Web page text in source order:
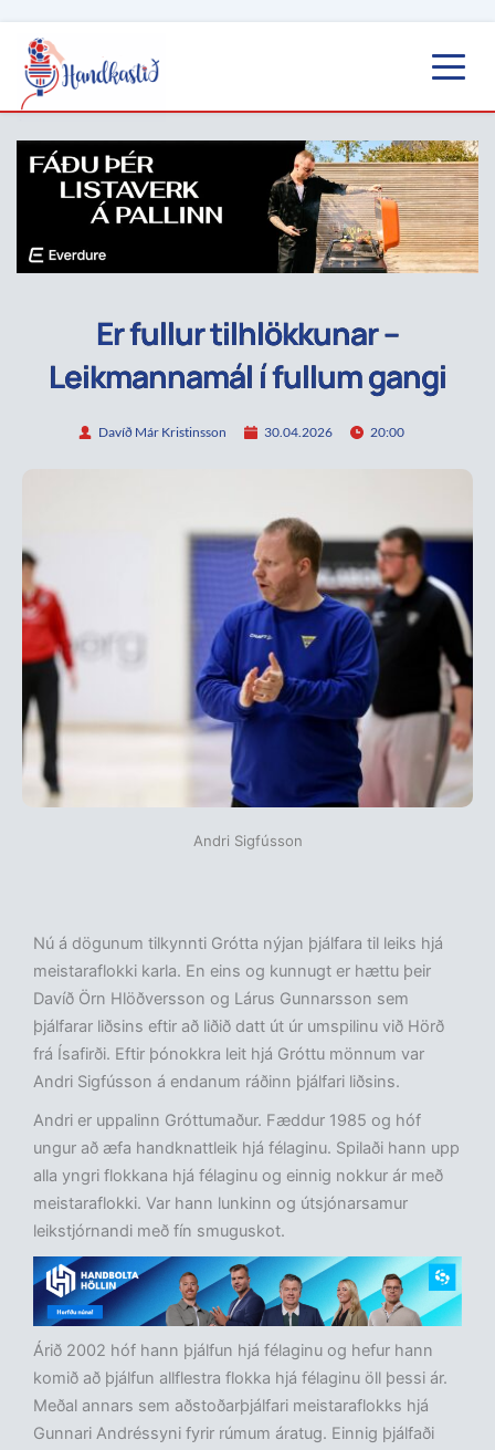
Er fullur tilhlökkunar –
Leikmannamál í fullum gangi
Davíð Már Kristinsson 30.04.2026 20:00
Andri Sigfússon
Nú á dögunum tilkynnti Grótta nýjan þjálfara til leiks hjá
meistaraflokki karla. En eins og kunnugt er hættu þeir
Davíð Örn Hlöðversson og Lárus Gunnarsson sem
þjálfarar liðsins eftir að liðið datt út úr umspilinu við Hörð
frá Ísafirði. Eftir þónokkra leit hjá Gróttu mönnum var
Andri Sigfússon á endanum ráðinn þjálfari liðsins.
Andri er uppalinn Gróttumaður. Fæddur 1985 og hóf
ungur að æfa handknattleik hjá félaginu. Spilaði hann upp
alla yngri flokkana hjá félaginu og einnig nokkur ár með
meistaraflokki. Var hann lunkinn og útsjónarsamur
leikstjórnandi með fín smuguskot.
Árið 2002 hóf hann þjálfun hjá félaginu og hefur hann
komið að þjálfun allflestra flokka hjá félaginu öll þessi ár.
Meðal annars sem aðstoðarþjálfari meistaraflokks hjá
Gunnari Andréssyni fyrir rúmum áratug. Einnig þjálfaði